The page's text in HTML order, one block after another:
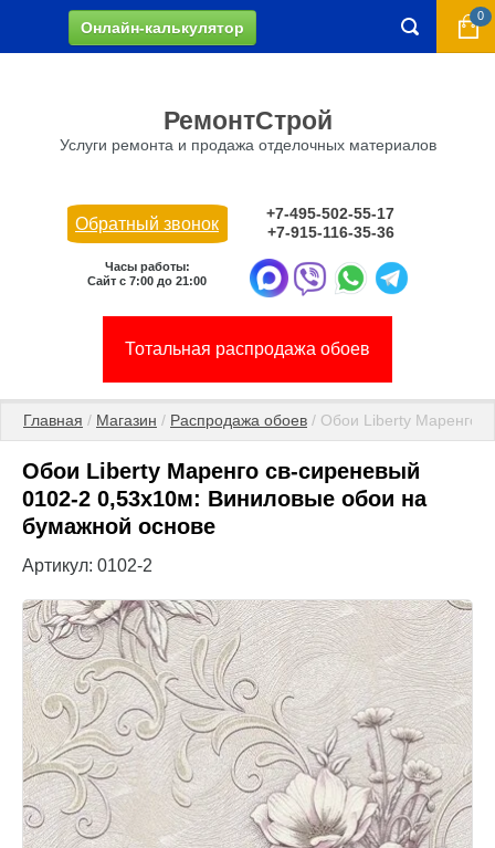
Онлайн-калькулятор
0
РемонтСтрой
Услуги ремонта и продажа отделочных материалов
+7-495-502-55-17
+7-915-116-35-36
Обратный звонок
Часы работы:
Сайт с 7:00 до 21:00
Тотальная распродажа обоев
Главная / Магазин / Распродажа обоев / Обои Liberty Маренго
Обои Liberty Маренго св-сиреневый
0102-2 0,53x10м: Виниловые обои на
бумажной основе
Артикул: 0102-2